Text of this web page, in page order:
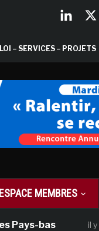
– SERVICES – PROJETS
ESPACE MEMBRES
bas il y a 1 mois